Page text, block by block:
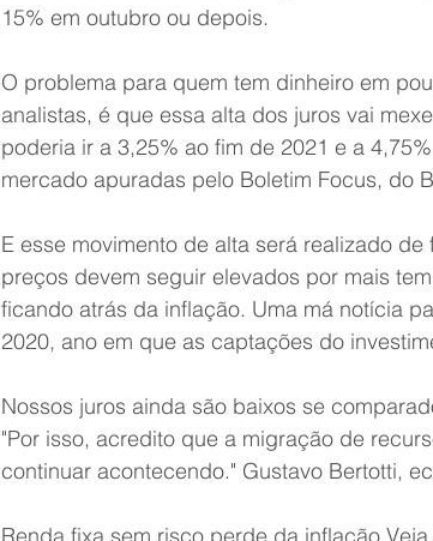
15% em outubro ou depois.
O problema para quem tem dinheiro em
analistas, é que essa alta dos juros vai
poderia ir a 3,25% ao fim de 2021 e a
mercado apuradas pelo Boletim Focus, do
E esse movimento de alta será realizado
preços devem seguir elevados por mais
ficando atrás da inflação. Uma má notícia
2020, ano em que as captações do
Nossos juros ainda são baixos se
"Por isso, acredito que a migração de
continuar acontecendo." Gustavo Bertotti,